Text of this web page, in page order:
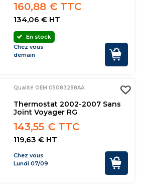
160,88 € TTC
134,06 € HT
En stock
Chez vous
demain
Qualité OEM 05083288AA
Thermostat 2002-2007 Sans
Joint Voyager RG
143,55 € TTC
119,63 € HT
Chez vous
Lundi 07/09